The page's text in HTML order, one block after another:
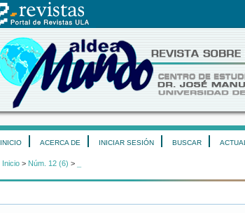
INICIO ACERCA DE INICIAR SESIÓN BUSCAR ACTUAL
Inicio > Núm. 12 (6) >